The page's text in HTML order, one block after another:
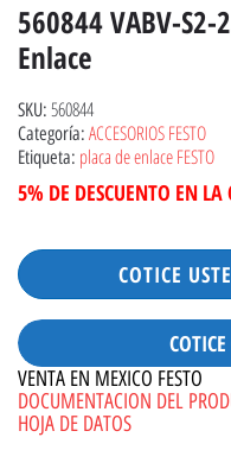
560844 VABV-S2-
Enlace
SKU: 560844
Categoría: ACCESORIOS FESTO
Etiqueta: placa de enlace FESTO
5% DE DESCUENTO EN
COTICE
VENTA EN MEXICO FESTO
DOCUMENTACION DEL
HOJA DE DATOS